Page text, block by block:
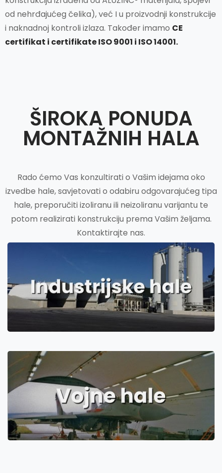
od nehrđajućeg čelika), već I u proizvodnji konstrukcije
i naknadnoj kontroli izlaza. Također imamo CE
certifikat i certifikate ISO 9001 i ISO 14001.
ŠIROKA PONUDA
MONTAŽNIH HALA
Rado ćemo Vas konzultirati o Vašim idejama oko
izvedbe hale, savjetovati o odabiru odgovarajućeg tipa
hale, preporučiti izoliranu ili neizoliranu varijantu te
potom realizirati konstrukciju prema Vašim željama.
Kontaktirajte nas.